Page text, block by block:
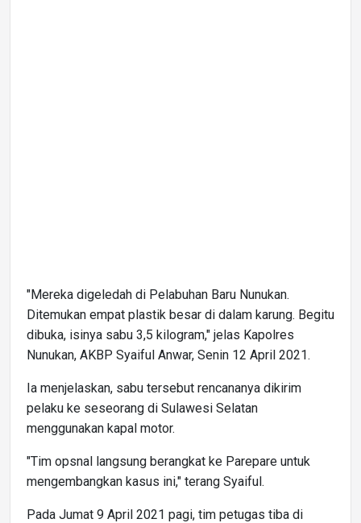
"Mereka digeledah di Pelabuhan Baru Nunukan.
Ditemukan empat plastik besar di dalam karung. Begitu
dibuka, isinya sabu 3,5 kilogram," jelas Kapolres
Nunukan, AKBP Syaiful Anwar, Senin 12 April 2021.
Ia menjelaskan, sabu tersebut rencananya dikirim
pelaku ke seseorang di Sulawesi Selatan
menggunakan kapal motor.
"Tim opsnal langsung berangkat ke Parepare untuk
mengembangkan kasus ini," terang Syaiful.
Pada Jumat 9 April 2021 pagi, tim petugas tiba di